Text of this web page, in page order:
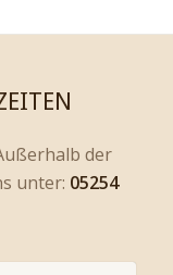
der
unter: 05254